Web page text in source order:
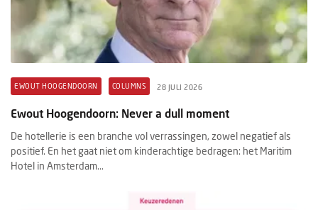
EWOUT HOOGENDOORN COLUMNS 28 JULI 2026
Ewout Hoogendoorn: Never a dull moment
De hotellerie is een branche vol verrassingen, zowel negatief als
positief. En het gaat niet om kinderachtige bedragen: het Maritim
Hotel in Amsterdam...